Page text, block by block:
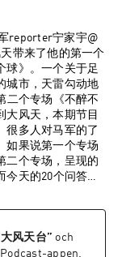
、莉莉丝乔小
主！本期内容指
13:05 擅长的东西
的专场看了三回
骨灰级玩家的
炸场是《深
次《潜伏》60:27
的门票钱67:40
不是口号76:50
子都没进《深海》
天96:38 彩蛋�嘻
乐合唱团电视剧
新其他著名演员优
不好听的话也可
reporter宁家宇@
带来了他的第一个
球》。一个关于足
城市，天雷勾动地
二个专场《不醉不
大风天，本期节目
很多人对马军的了
如果说第一个专场
二个专场，呈现的
今天的20个问答，
》沈阳站本期内容
黑灯保持着上海
生的第一个offer来
大风天台” och
appen.